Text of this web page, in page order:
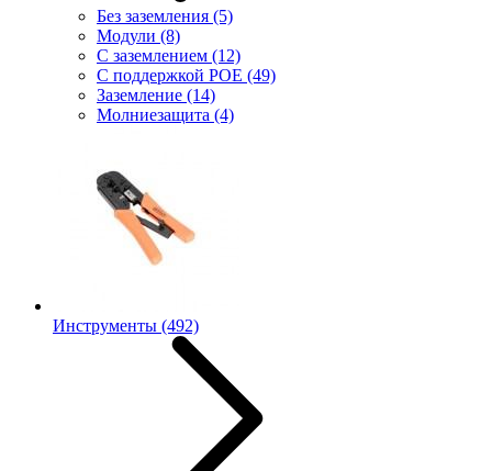
Без заземления (5)
Модули (8)
С заземлением (12)
С поддержкой POE (49)
Заземление (14)
Молниезащита (4)
Инструменты (492)